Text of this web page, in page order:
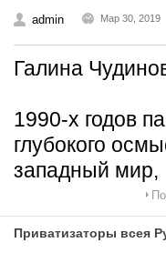
admin Мар 30, 2019
Галина
1990-х годов
глубокого
западный мир,
Приватизаторы всея